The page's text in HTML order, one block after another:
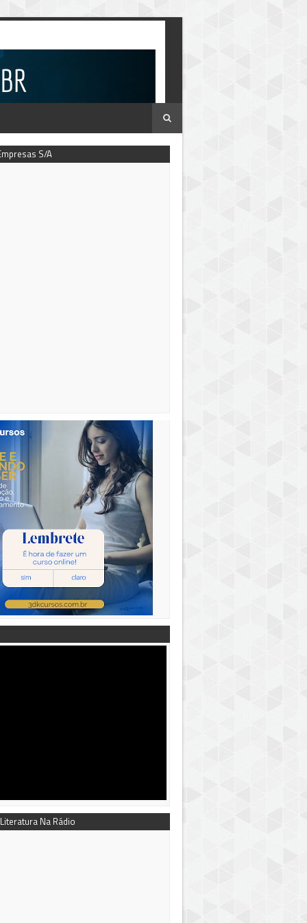
S/A
Na Rádio